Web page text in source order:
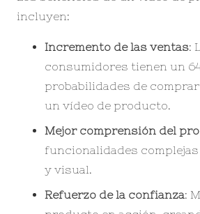
incluyen:
Incremento de las ventas:
consumidores tienen un
probabilidades de
un vídeo de producto.
Mejor comprensión del
funcionalidades
y visual.
Refuerzo de la confianza: